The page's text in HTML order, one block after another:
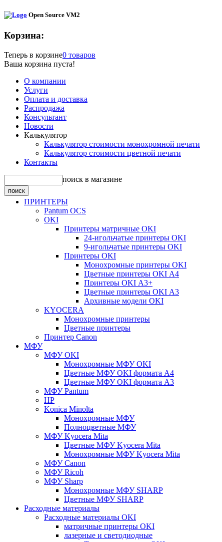
Open Source VM2
Корзина:
Теперь в корзине0 товаров
Ваша корзина пуста!
О компании
Услуги
Оплата и доставка
Распродажа
Консультант
Новости
Калькулятор
Калькулятор стоимости монохромной печати
Калькулятор стоимости цветной печати
Контакты
поиск в магазине
ПРИНТЕРЫ
Pantum OCS
OKI
Принтеры матричные OKI
24-игольчатые принтеры OKI
9-игольчатые принтеры OKI
Принтеры OKI
Монохромные принтеры OKI
Цветные принтеры OKI А4
Принтеры OKI А3+
Цветные принтеры OKI А3
Архивные модели OKI
KYOCERA
Монохромные принтеры
Цветные принтеры
Принтер Canon
МФУ
МФУ OKI
Монохромные МФУ OKI
Цветные МФУ OKI формата А4
Цветные МФУ OKI формата А3
МФУ Pantum
HP
Konica Minolta
Монохромные МФУ
Полноцветные МФУ
МФУ Kyocera Mita
Цветные МФУ Kyocera Mita
Монохромные МФУ Kyocera Mita
МФУ Canon
МФУ Ricoh
МФУ Sharp
Монохромные МФУ SHARP
Цветные МФУ SHARP
Расходные материалы
Расходные материалы OKI
матричные принтеры OKI
лазерные и светодиодные